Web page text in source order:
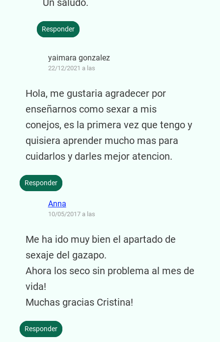
Un saludo.
Responder
yaimara gonzalez
22/12/2021 a las
Hola, me gustaria agradecer por
enseñarnos como sexar a mis
conejos, es la primera vez que tengo y
quisiera aprender mucho mas para
cuidarlos y darles mejor atencion.
Responder
Anna
10/05/2017 a las
Me ha ido muy bien el apartado de
sexaje del gazapo.
Ahora los seco sin problema al mes de
vida!
Muchas gracias Cristina!
Responder